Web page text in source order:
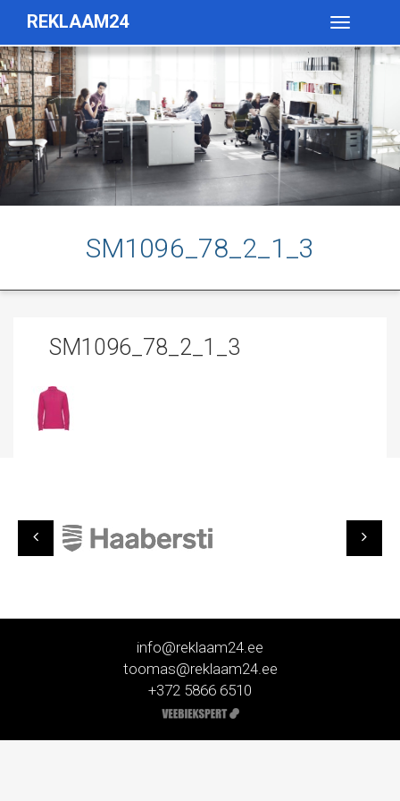
REKLAAM24
Toggle
SM1096_78_2_1_3
SM1096_78_2_1_3
info@reklaam24.ee
toomas@reklaam24.ee
+372 5866 6510